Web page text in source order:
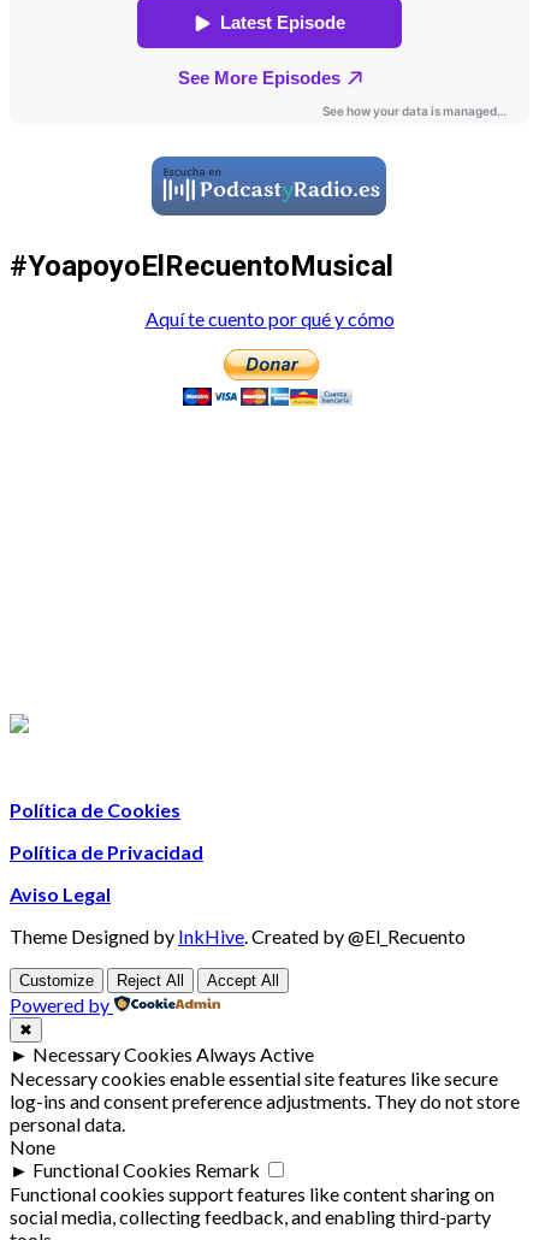
#YoapoyoElRecuentoMusical
Aquí te cuento por qué y cómo
Política de Cookies
Política de Privacidad
Aviso Legal
Theme Designed by InkHive.Created by @El_Recuento
Customize Reject All Accept All
Powered by
✖
► Necessary Cookies Always Active
Necessary cookies enable essential site features like secure
log-ins and consent preference adjustments. They do not store
personal data.
None
► Functional Cookies Remark
Functional cookies support features like content sharing on
social media, collecting feedback, and enabling third-party